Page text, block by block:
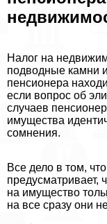
Налог на
подводные камни
пенсионера
если вопрос об
случаев
имущества
сомнения.
Все дело в том,
предусматривает,
на имущество
на все сразу они